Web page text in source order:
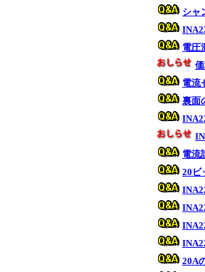
シャ
電圧
電流
裏面
電流
20ビ
20A